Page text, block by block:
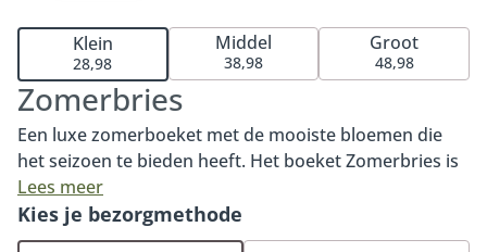
Zomerbries
Een luxe zomerboeket met de mooiste bloemen die
het seizoen te bieden heeft. Het boeket Zomerbries is
een prachtig kleurenpalet van paars en lichtroze met
een vleugje abrikoos. Een verrassend zomerboeket dat
gegarandeerd zorgt voor een glimlach op het gezicht
Lees meer
Klein
28,98
Middel
38,98
Groot
48,98
Kies je bezorgmethode